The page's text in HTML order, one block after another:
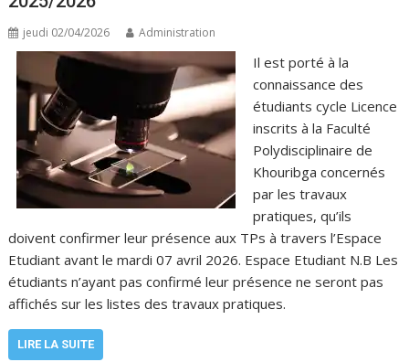
jeudi 02/04/2026 Administration
Il est porté à la
connaissance des
étudiants cycle Licence
inscrits à la Faculté
Polydisciplinaire de
Khouribga concernés
par les travaux
pratiques, qu’ils
doivent confirmer leur présence aux TPs à travers l’Espace
Etudiant avant le mardi 07 avril 2026. Espace Etudiant N.B Les
étudiants n’ayant pas confirmé leur présence ne seront pas
affichés sur les listes des travaux pratiques.
LIRE LA SUITE